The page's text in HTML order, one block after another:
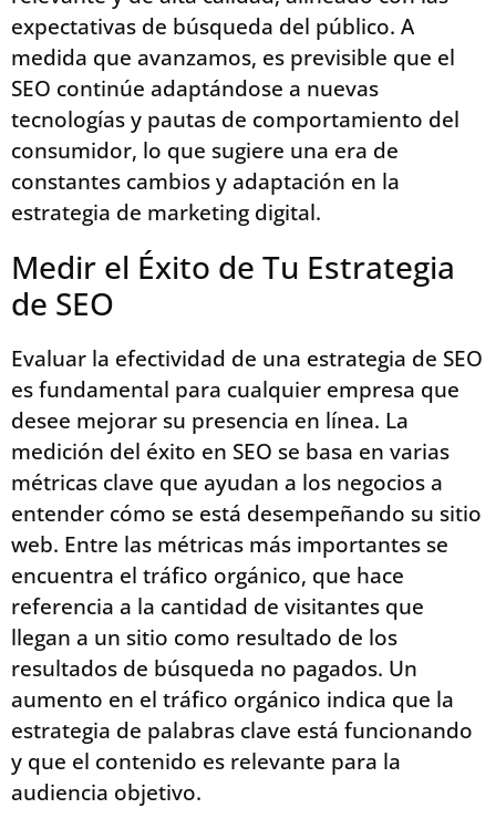
expectativas de búsqueda del público. A
medida que avanzamos, es previsible que el
SEO continúe adaptándose a nuevas
tecnologías y pautas de comportamiento del
consumidor, lo que sugiere una era de
constantes cambios y adaptación en la
estrategia de marketing digital.
Medir el Éxito de Tu Estrategia
de SEO
Evaluar la efectividad de una estrategia de SEO
es fundamental para cualquier empresa que
desee mejorar su presencia en línea. La
medición del éxito en SEO se basa en varias
métricas clave que ayudan a los negocios a
entender cómo se está desempeñando su sitio
web. Entre las métricas más importantes se
encuentra el tráfico orgánico, que hace
referencia a la cantidad de visitantes que
llegan a un sitio como resultado de los
resultados de búsqueda no pagados. Un
aumento en el tráfico orgánico indica que la
estrategia de palabras clave está funcionando
y que el contenido es relevante para la
audiencia objetivo.